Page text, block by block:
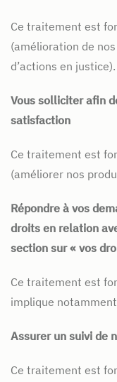
Ce traitement est
(amélioration de
d’actions en justice).
Vous solliciter afin
satisfaction
Ce traitement est
(améliorer nos
Répondre à vos
droits en relation
section sur « vos
Ce traitement est
implique
Assurer un suivi de
Ce traitement est